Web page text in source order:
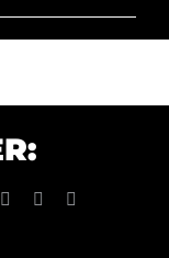
Xing